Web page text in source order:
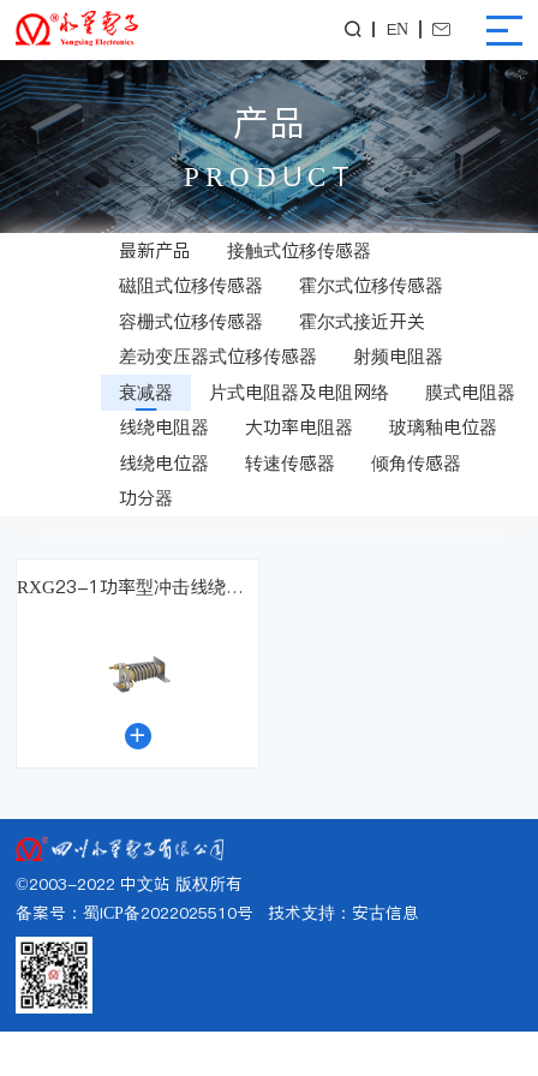
 EN 
产品
PRODUCT
最新产品
接触式位移传感器
磁阻式位移传感器
霍尔式位移传感器
容栅式位移传感器
霍尔式接近开关
差动变压器式位移传感器
射频电阻器
衰减器
片式电阻器及电阻网络
膜式电阻器
线绕电阻器
大功率电阻器
玻璃釉电位器
线绕电位器
转速传感器
倾角传感器
功分器
RXG23-1功率型冲击线绕电阻器

©2003-2022 中文站 版权所有
备案号：蜀ICP备2022025510号 技术支持： 安古信息